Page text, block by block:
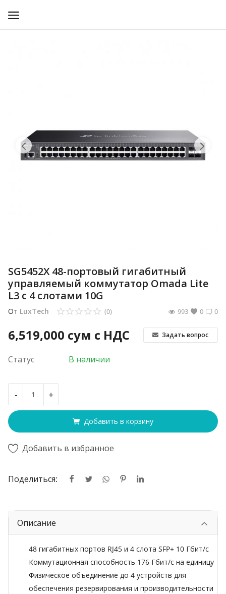
Прочее
Избранное
SG5452X 48-портовый гигабитный
управляемый коммутатор Omada Lite
L3 с 4 слотами 10G
От LuxTech 0
(0) 0
993
6,519,000 сум с НДС Задать вопрос
Статус В наличии
- +
Добавить в корзину
Добавить в избранное
Поделиться:
Описание
48 гигабитных портов RJ45 и 4 слота SFP+ 10 Гбит/с
Коммутационная способность 176 Гбит/с на единицу
Физическое объединение до 4 устройств для
обеспечения резервирования и производительности